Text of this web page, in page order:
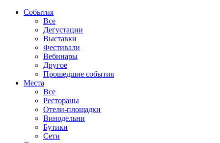
События
Все
Дегустации
Выставки
Фестивали
Вебинары
Другое
Прошедшие события
Места
Все
Рестораны
Отели-площадки
Винодельни
Бутики
Сети